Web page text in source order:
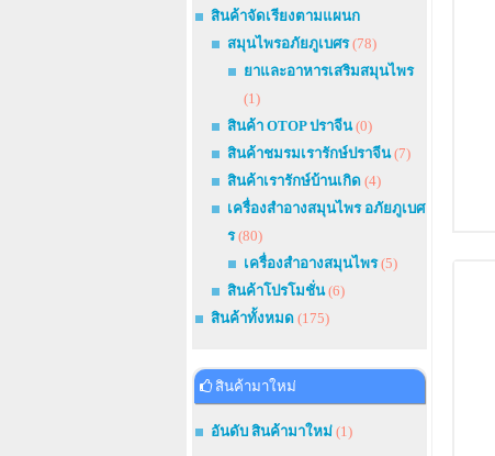
สินค้าจัดเรียงตามแผนก
สมุนไพรอภัยภูเบศร(78)
ยาและอาหารเสริมสมุนไพร
(1)
สินค้า OTOP ปราจีน(0)
สินค้าชมรมเรารักษ์ปราจีน(7)
สินค้าเรารักษ์บ้านเกิด (4)
เครื่องสำอางสมุนไพร อภัยภูเบศ
ร(80)
เครื่องสำอางสมุนไพร(5)
สินค้าโปรโมชั่น(6)
สินค้าทั้งหมด (175)
สินค้ามาใหม่
อันดับ สินค้ามาใหม่ (1)